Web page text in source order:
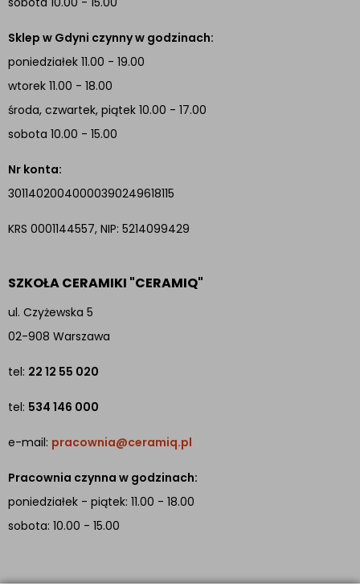
Sklep w Gdyni czynny w godzinach:
poniedziałek 11.00 - 19.00
wtorek 11.00 - 18.00
środa, czwartek, piątek 10.00 - 17.00
sobota 10.00 - 15.00
Nr konta:
30114020040000390249618115
KRS 0001144557, NIP: 5214099429
SZKOŁA CERAMIKI "CERAMIQ"
ul. Czyżewska 5
02-908 Warszawa
tel: 22 12 55 020
tel: 534 146 000
e-mail: pracownia@ceramiq.pl
Pracownia czynna w godzinach:
poniedziałek - piątek: 11.00 - 18.00
sobota: 10.00 - 15.00